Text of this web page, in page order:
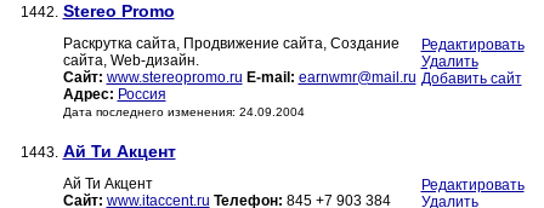
1442. Stereo Promo
Раскрутка сайта, Продвижение сайта, Создание
сайта, Web-дизайн.
Сайт: www.stereopromo.ru E-mail: earnwmr@mail.ru
Адрес: Россия
Дата последнего изменения: 24.09.2004
Редактировать
Удалить
Добавить сайт
1443. Ай Ти Акцент
Ай Ти Акцент
Сайт: www.itaccent.ru Телефон: 845 +7 903 384
Редактировать
Удалить